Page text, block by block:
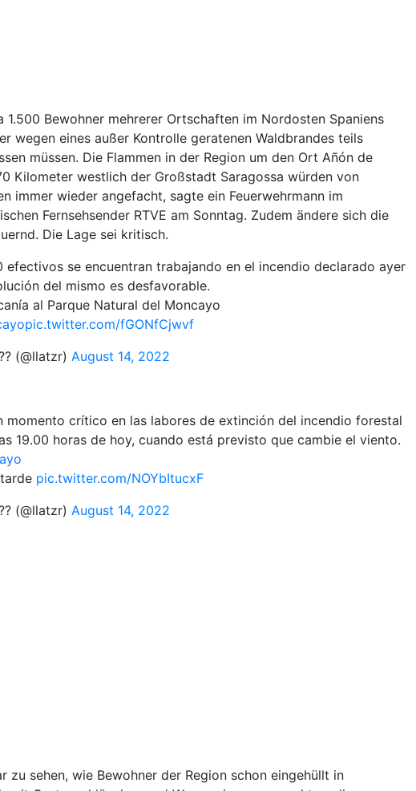
1.500 Bewohner mehrerer Ortschaften im Nordosten Spaniens
wegen eines außer Kontrolle geratenen Waldbrandes teils
müssen. Die Flammen in der Region um den Ort Añón de
Kilometer westlich der Großstadt Saragossa würden von
immer wieder angefacht, sagte ein Feuerwehrmann im
Fernsehsender RTVE am Sonntag. Zudem ändere sich die
Die Lage sei kritisch.
efectivos se encuentran trabajando en el incendio declarado ayer
del mismo es desfavorable.
al Parque Natural del Moncayo
pic.twitter.com/fGONfCjwvf
(@llatzr) August 14, 2022
momento crítico en las labores de extinción del incendio forestal
19.00 horas de hoy, cuando está previsto que cambie el viento.
pic.twitter.com/NOYbItucxF
(@llatzr) August 14, 2022
zu sehen, wie Bewohner der Region schon eingehüllt in